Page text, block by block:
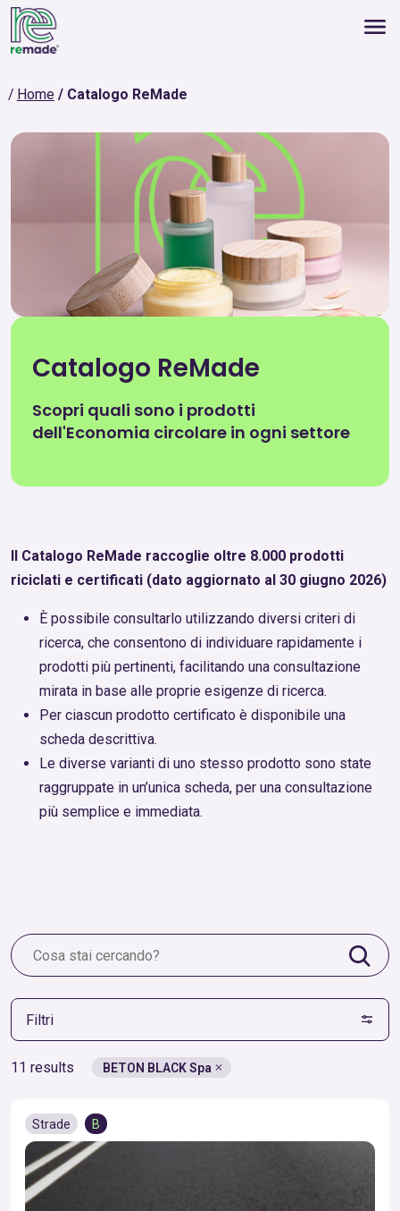
Home Catalogo ReMade
Catalogo ReMade
Scopri quali sono i prodotti
dell'Economia circolare in ogni settore
Il Catalogo ReMade raccoglie oltre 8.000 prodotti
riciclati e certificati (dato aggiornato al 30 giugno 2026)
È possibile consultarlo utilizzando diversi criteri di
ricerca, che consentono di individuare rapidamente i
prodotti più pertinenti, facilitando una consultazione
mirata in base alle proprie esigenze di ricerca.
Per ciascun prodotto certificato è disponibile una
scheda descrittiva.
Le diverse varianti di uno stesso prodotto sono state
raggruppate in un’unica scheda, per una consultazione
più semplice e immediata.
Filtri
11 results BETON BLACK Spa
Strade B